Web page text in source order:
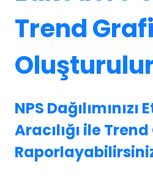
Trend
NPS Dağılımınızı
Aracılığı ile